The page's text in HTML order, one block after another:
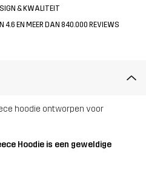
& KWALITEIT
4.6 EN MEER DAN 840.000 REVIEWS
hoodie ontworpen voor
Hoodie is een geweldige